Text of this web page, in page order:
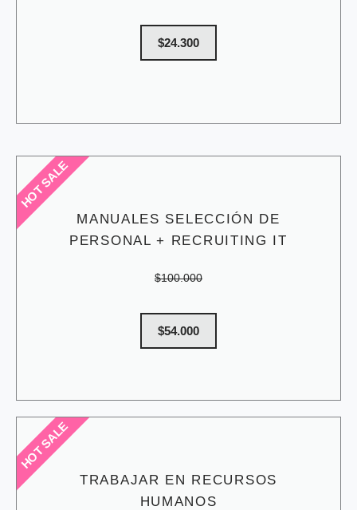
$24.300
MANUALES SELECCIÓN DE
PERSONAL + RECRUITING IT
$100.000
$54.000
HOT SALE
TRABAJAR EN RECURSOS
HUMANOS
HOT SALE